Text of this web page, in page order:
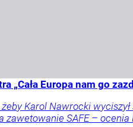
„Cała Europa nam go
Karol Nawrocki
SAFE –